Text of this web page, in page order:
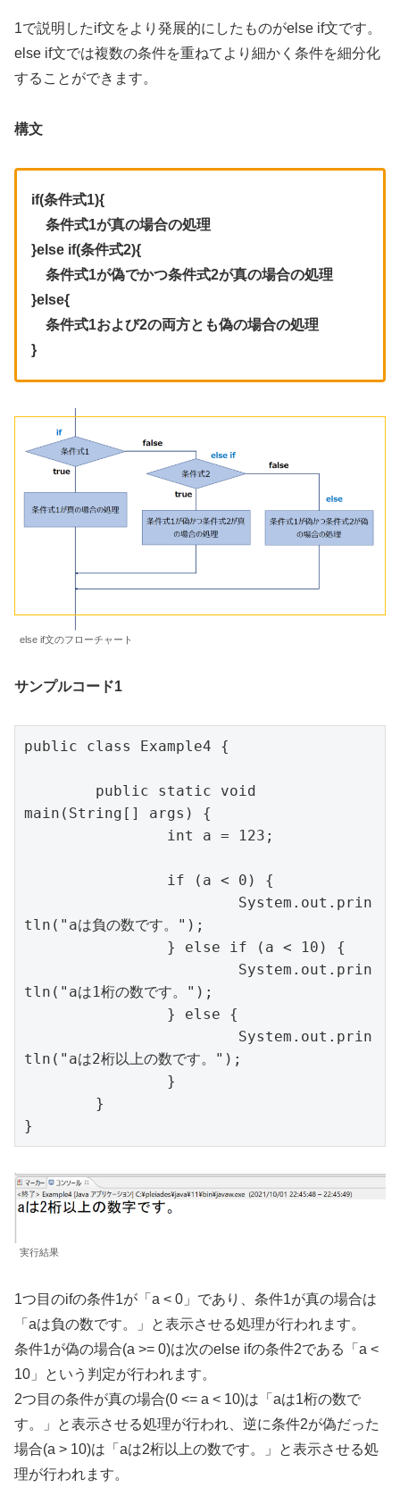
1で説明したif文をより発展的にしたものがelse if文です。
else if文では複数の条件を重ねてより細かく条件を細分化
することができます。
構文
if(条件式1){
条件式1が真の場合の処理
}else if(条件式2){
条件式1が偽でかつ条件式2が真の場合の処理
}else{
条件式1および2の両方とも偽の場合の処理
}
else if文のフローチャート
サンプルコード1
public class Example4 {
main(String[] args) {
tln("aは負の数です。");
tln("aは1桁の数です。");
tln("aは2桁以上の数です。");
}
実行結果
1つ目のifの条件1が「a < 0」であり、条件1が真の場合は
「aは負の数です。」と表示させる処理が行われます。
条件1が偽の場合(a >= 0)は次のelse ifの条件2である「a <
10」という判定が行われます。
2つ目の条件が真の場合(0 <= a < 10)は「aは1桁の数で
す。」と表示させる処理が行われ、逆に条件2が偽だった
場合(a > 10)は「aは2桁以上の数です。」と表示させる処
理が行われます。